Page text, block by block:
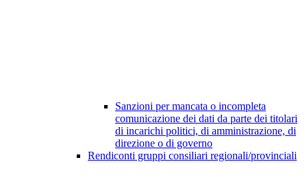
Sanzioni per mancata o incompleta
comunicazione dei dati da parte dei titolari
di incarichi politici, di amministrazione, di
direzione o di governo
Rendiconti gruppi consiliari regionali/provinciali